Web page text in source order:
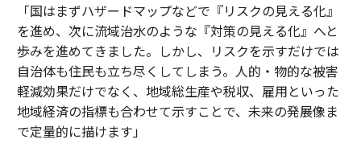
「国はまずハザードマップなどで『リスクの見える化』
を進め、次に流域治水のような『対策の見える化』へと
歩みを進めてきました。しかし、リスクを示すだけでは
自治体も住民も立ち尽くしてしまう。人的・物的な被害
軽減効果だけでなく、地域総生産や税収、雇用といった
地域経済の指標も合わせて示すことで、未来の発展像ま
で定量的に描けます」